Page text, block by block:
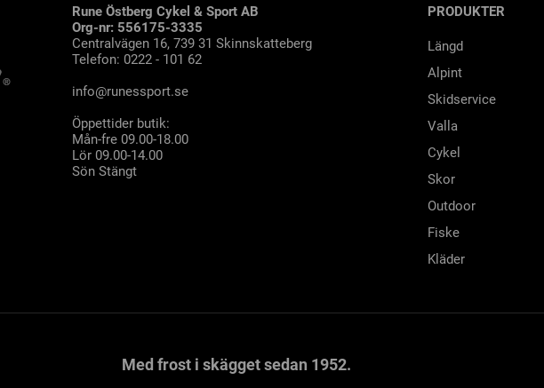
Rune Östberg Cykel & Sport AB
Org-nr: 556175-3335
Centralvägen 16, 739 31 Skinnskatteberg
Telefon: 0222 - 101 62
info@runessport.se
Öppettider butik:
Mån-fre 09.00-18.00
Lör 09.00-14.00
Sön Stängt
PRODUKTER
Längd
Alpint
Skidservice
Valla
Cykel
Skor
Outdoor
Fiske
Kläder
Med frost i skägget sedan 1952.